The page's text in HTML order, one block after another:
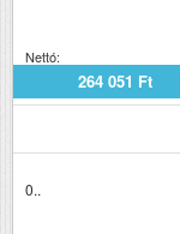
Nettó:
264 051 Ft
0..